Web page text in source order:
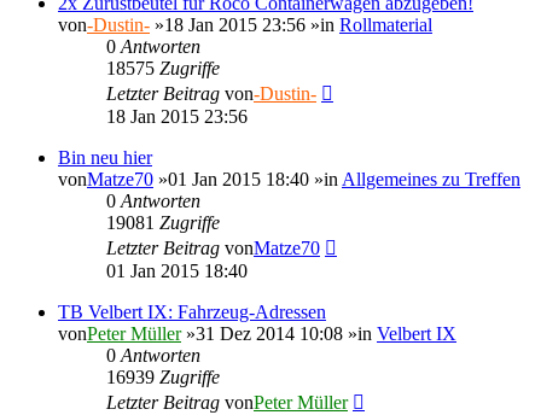
von-Dustin- »18 Jan 2015 23:56 »in Rollmaterial
0 Antworten
18575 Zugriffe
Letzter Beitrag von-Dustin-
18 Jan 2015 23:56
Bin neu hier
vonMatze70 »01 Jan 2015 18:40 »in Allgemeines zu Treffen
0 Antworten
19081 Zugriffe
Letzter Beitrag vonMatze70
01 Jan 2015 18:40
TB Velbert IX: Fahrzeug-Adressen
vonPeter Müller»31 Dez 2014 10:08 »in Velbert IX
0 Antworten
16939 Zugriffe
Letzter Beitrag vonPeter Müller